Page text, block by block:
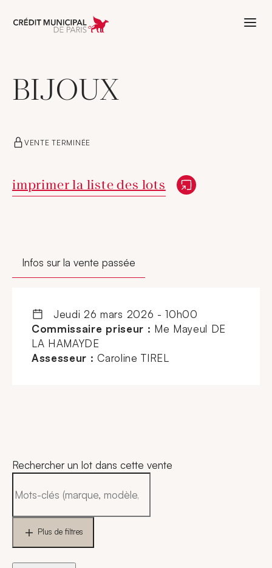
Aller à l'accueil de Crédit Municipal
BIJOUX
VENTE TERMINÉE
Nouvelle fenêtre
imprimer la liste des lots
Infos sur la vente passée
jeudi 26 mars 2026 - 10h00
Commissaire priseur : Me Mayeul DE
LA HAMAYDE
Assesseur : Caroline TIREL
Rechercher un lot dans cette vente
Plus de filtres